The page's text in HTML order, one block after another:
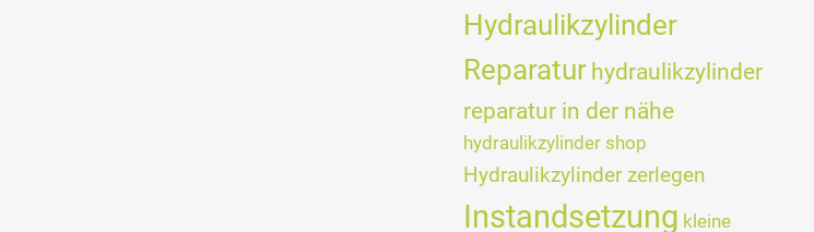
Hydraulikzylinder
Reparatur hydraulikzylinder
reparatur in der nähe
hydraulikzylinder shop
Hydraulikzylinder zerlegen
Instandsetzung kleine